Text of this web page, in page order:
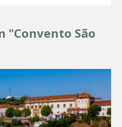
"Convento São